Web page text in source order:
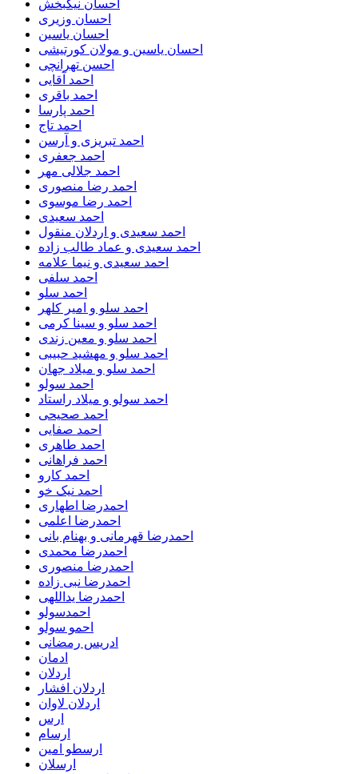
احسان نیکبخش
احسان وزیری
احسان یاسین
احسان یاسین و مولان کورتیشی
احسن تهرانچی
احمد آقایی
احمد باقری
احمد پارسا
احمد تاج
احمد تبریزی و آرسن
احمد جعفری
احمد جلالی مهر
احمد رضا منصوری
احمد رضا موسوی
احمد سعیدی
احمد سعیدی و اردلان منقول
احمد سعیدی و عماد طالب زاده
احمد سعیدی و نیما علامه
احمد سلفی
احمد سلو
احمد سلو و امیر کلهر
احمد سلو و سینا کرمی
احمد سلو و معین زندی
احمد سلو و مهشید حبیبی
احمد سلو و میلاد جهان
احمد سولو
احمد سولو و میلاد راستاد
احمد صحیحی
احمد صفایی
احمد طاهری
احمد فراهانی
احمد کارو
احمد نیک خو
احمدرضا اطهاری
احمدرضا اعلمی
احمدرضا قهرمانی و بهنام بانی
احمدرضا محمدی
احمدرضا منصوری
احمدرضا نبی زاده
احمدرضا یداللهی
احمدسولو
احمو سولو
ادریس رمضانی
ادمان
اردلان
اردلان افشار
اردلان لاوان
ارس
ارسام
ارسطو امین
ارسلان